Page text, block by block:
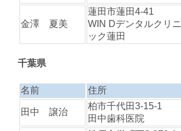
金澤 夏美
蓮田市蓮田4-41
WIN Dデンタルクリニ
ック蓮田
千葉県
名前 住所
田中 譲治
柏市千代田3-15-1
田中歯科医院